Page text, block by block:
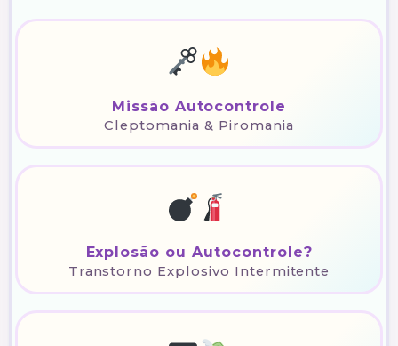
Missão Autocontrole
Cleptomania & Piromania
Explosão ou Autocontrole?
Transtorno Explosivo Intermitente